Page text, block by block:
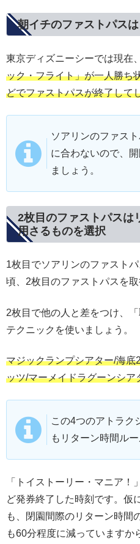
朝イチのファストパス
東京ディズニーシーでは現在、
ック・フライト」が一人勝ち
どでファストパスが終了して
ソアリンのファス
に合わないので、
ましょう。
2枚目のファストパスは
用さるものを選択
1枚目でソアリンのファスト
頃、2枚目のファストパスを取
2枚目で他の人と差をつけ、
テクニックを使いましょう。
マジックランプシアター/海
ッツ/マーメイドラグーンシア
この4つのアトラク
もリターン時間ル
「トイストーリー・マニア！
ど発券終了した時刻です。仮
も、閉園間際のリターン時間
も60分程度に減っていますか